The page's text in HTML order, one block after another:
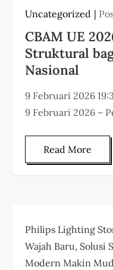
Uncategorized
CBAM UE
Struktural
Nasional
9 Februari 2026
9 Februari 2026 –
Read More
Philips Lighting
Wajah Baru, Solusi
Modern Makin